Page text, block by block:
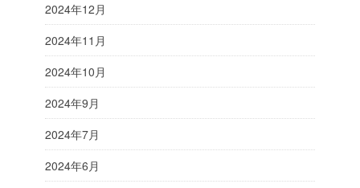
2024年12月
2024年11月
2024年10月
2024年9月
2024年7月
2024年6月